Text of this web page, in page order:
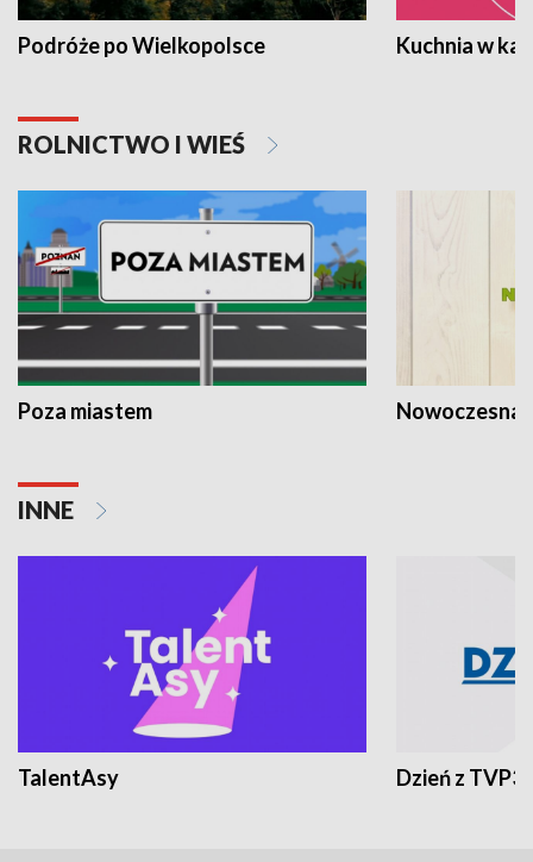
Podróże po Wielkopolsce Kuchnia w
ROLNICTWO I WIEŚ
Poza miastem Nowoczesna
INNE
TalentAsy Dzień z TVP3